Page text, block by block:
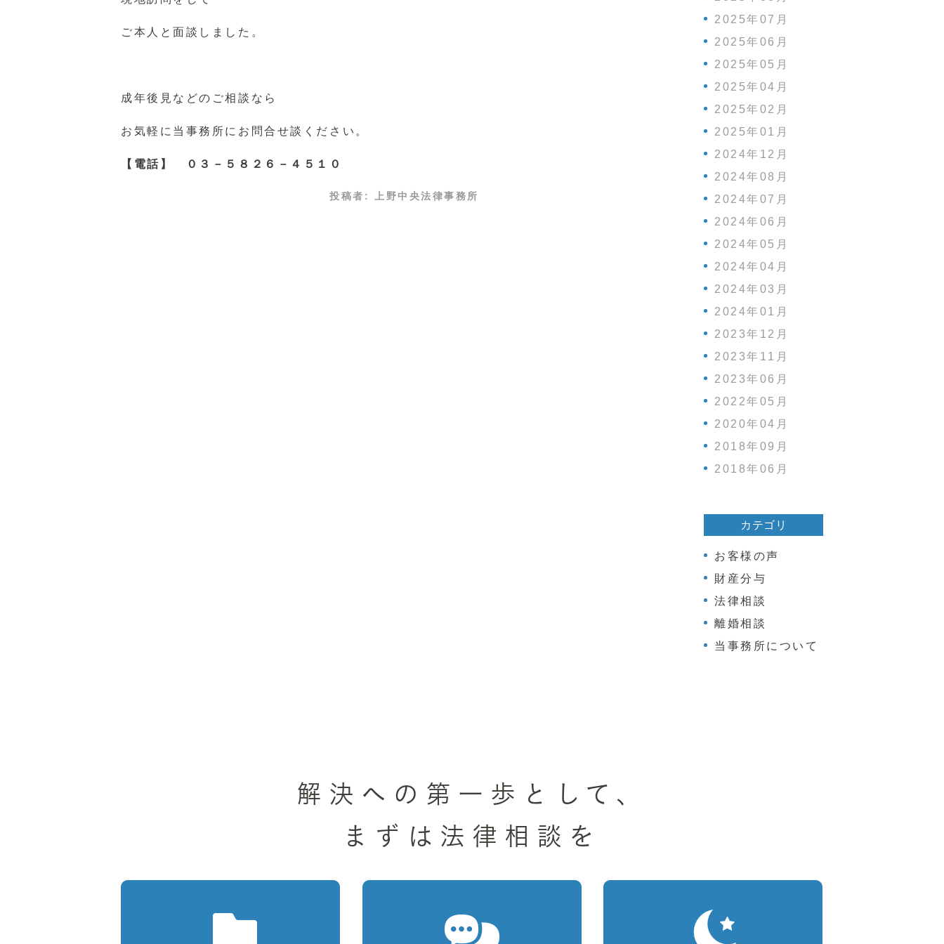
ご本人と面談しました。
成年後見などのご相談なら
お気軽に当事務所にお問合せ談ください。
【電話】 ０３－５８２６－４５１０
投稿者: 上野中央法律事務所
2025年07月
2025年06月
2025年05月
2025年04月
2025年02月
2025年01月
2024年12月
2024年08月
2024年07月
2024年06月
2024年05月
2024年04月
2024年03月
2024年01月
2023年12月
2023年11月
2023年06月
2022年05月
2020年04月
2018年09月
2018年06月
カテゴリ
お客様の声
財産分与
法律相談
離婚相談
当事務所について
解決への第一歩として、
まずは法律相談を